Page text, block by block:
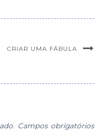
CRIAR UMA FÁBULA
Campos obrigatórios